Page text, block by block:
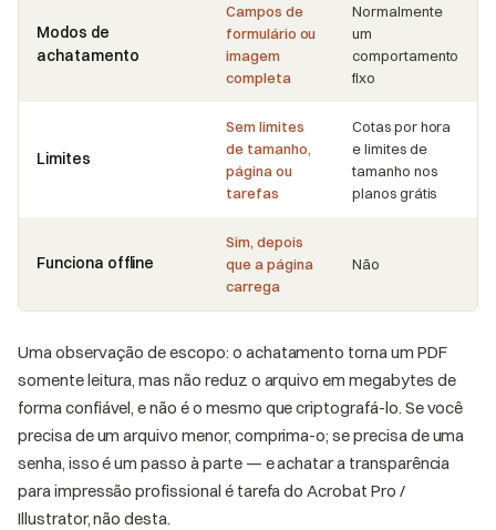
Modos de
achatamento
Campos de
formulário ou
imagem
completa
Normalmente
um
comportamento
fixo
Limites
Sem limites
de tamanho,
página ou
tarefas
Cotas por hora
e limites de
tamanho nos
planos grátis
Funciona offline
Sim, depois
que a página
carrega
Não
Uma observação de escopo: o achatamento torna um PDF
somente leitura, mas não reduz o arquivo em megabytes de
forma confiável, e não é o mesmo que criptografá-lo. Se você
precisa de um arquivo menor, comprima-o; se precisa de uma
senha, isso é um passo à parte — e achatar a transparência
para impressão profissional é tarefa do Acrobat Pro /
Illustrator, não desta.